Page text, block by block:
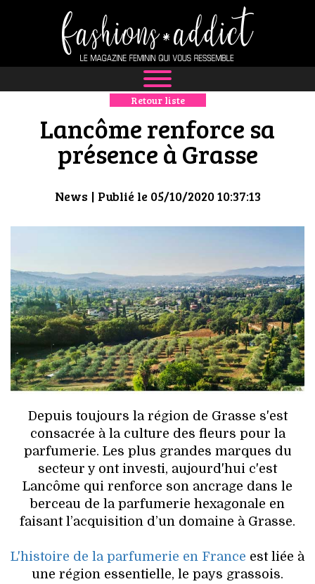
NEWS
MODE
CULTURE
HIGH TECH
MAISON
AUTO
LIEUX TENDANCES
BEAUTÉ
MODE DE RUE
JEUNES CRÉATEURS
HISTOIRE DES MARQUES
Retour liste
Lancôme renforce sa
présence à Grasse
News | Publié le 05/10/2020 10:37:13
Depuis toujours la région de Grasse s'est
consacrée à la culture des fleurs pour la
parfumerie. Les plus grandes marques du
secteur y ont investi, aujourd'hui c'est
Lancôme qui renforce son ancrage dans le
berceau de la parfumerie hexagonale en
faisant l’acquisition d’un domaine à Grasse.
L'histoire de la parfumerie en France est liée à
une région essentielle, le pays grassois.